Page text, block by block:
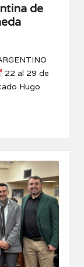
de
22 al 29 de
Hugo